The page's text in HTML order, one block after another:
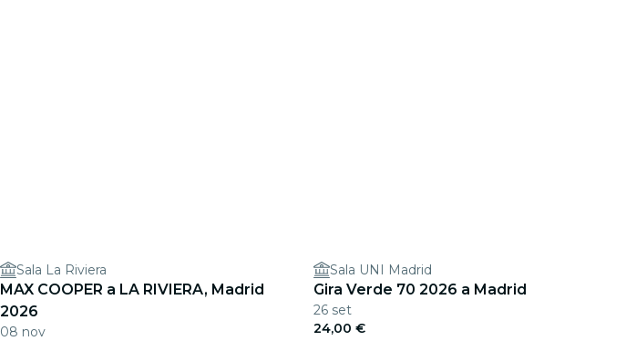
Sala La Riviera
MAX COOPER a LA RIVIERA, Madrid
2026
08 nov
Sala UNI Madrid
Gira Verde 70 2026 a Madrid
26 set
24,00 €